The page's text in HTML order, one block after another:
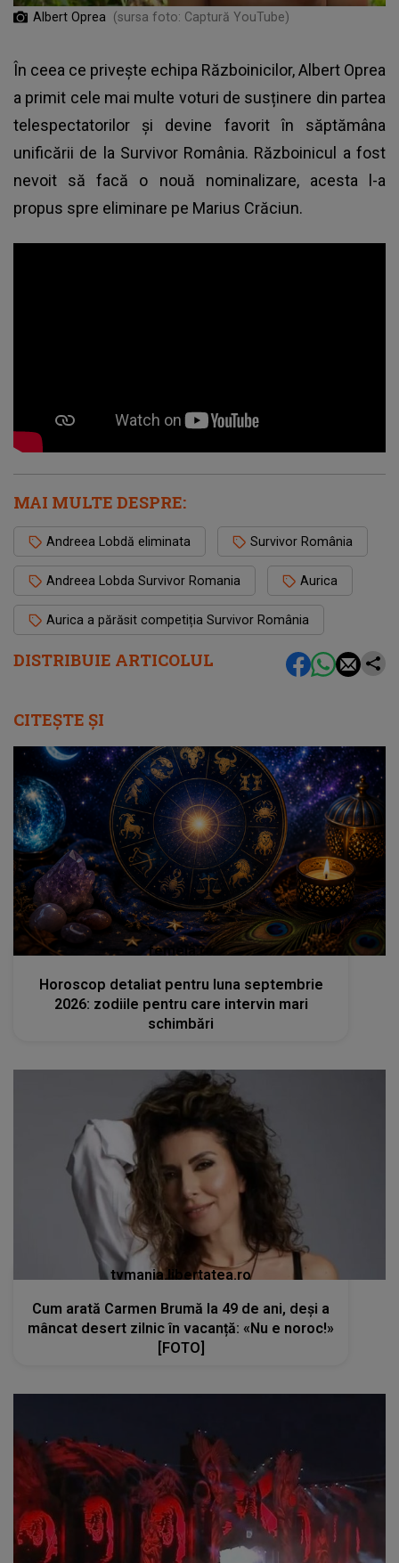
DISTRIBUIE ARTICOLUL
Albert Oprea (sursa foto: Captură YouTube)
În ceea ce privește echipa Războinicilor, Albert Oprea
a primit cele mai multe voturi de susținere din partea
telespectatorilor și devine favorit în săptămâna
unificării de la Survivor România. Războinicul a fost
nevoit să facă o nouă nominalizare, acesta l-a
propus spre eliminare pe Marius Crăciun.
MAI MULTE DESPRE:
Andreea Lobdă eliminata Survivor România
Andreea Lobda Survivor Romania Aurica
Aurica a părăsit competiția Survivor România
CITEȘTE ȘI
femeia.ro
Horoscop detaliat pentru luna septembrie
2026: zodiile pentru care intervin mari
schimbări
tvmania.libertatea.ro
Cum arată Carmen Brumă la 49 de ani, deși a
mâncat desert zilnic în vacanță: «Nu e noroc!»
[FOTO]